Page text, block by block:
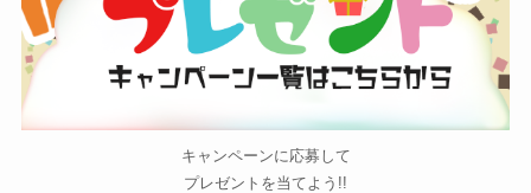
キャンペーンに応募して
プレゼントを当てよう!!